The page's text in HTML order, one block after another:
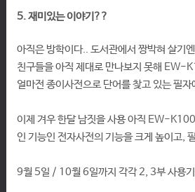
5. 재미있는 이야기??
아직은 방학이다.. 도서관에서 짱박혀 살기
친구들을 아직 제대로 만나보지 못해
얼마전 종이사전으로 단어를 찾고 있는 필
이제 겨우 한달 남짓을 사용 아직 EW-
인 기능인 전자사전의 기능을 크게 높이고,
9월 5일 / 10월 6일까지 각각 2, 3부 사용기